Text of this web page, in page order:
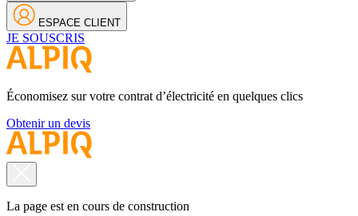
ESPACE CLIENT
JE SOUSCRIS
Économisez sur votre contrat d’électricité en quelques clics
Obtenir un devis
La page est en cours de construction